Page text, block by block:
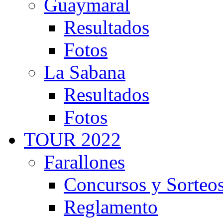
Guaymaral
Resultados
Fotos
La Sabana
Resultados
Fotos
TOUR 2022
Farallones
Concursos y
Reglamento